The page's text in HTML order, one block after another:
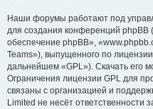
Наши форумы работают под
для создания конференций
обеспечение phpBB»,
Teams»), выпущенного по
дальнейшем «GPL»). Скачать его
Ограничения лицензии GPL для
связаны с организацией и
Limited не несёт ответственности